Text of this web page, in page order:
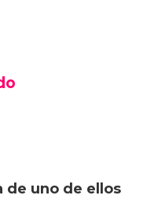
de uno de ellos